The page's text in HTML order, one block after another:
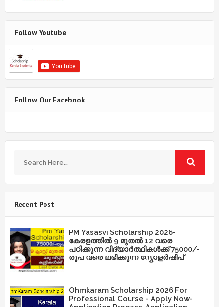
Follow Youtube
Follow Our Facebook
Recent Post
PM Yasasvi Scholarship 2026-
കേരളത്തിൽ 9 മുതൽ 12 വരെ
പഠിക്കുന്ന വിദ്യാർത്ഥികൾക്ക് 75000/-
രൂപ വരെ ലഭിക്കുന്ന സ്കോളർഷിപ്
Ohmkaram Scholarship 2026 For
Professional Course - Apply Now-